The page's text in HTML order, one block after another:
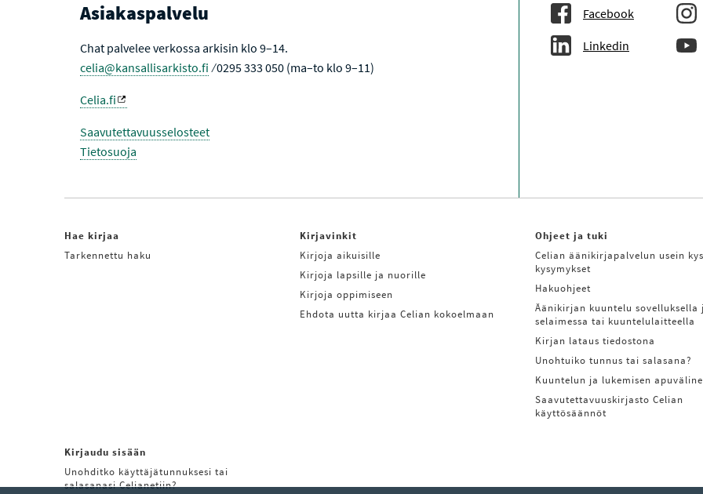
Asiakaspalvelu
Chat palvelee verkossa arkisin klo 9–14.
celia@kansallisarkisto.fi ⁄ 0295 333 050 (ma–to klo 9–11)
Celia.fi
Saavutettavuusselosteet
Tietosuoja
Facebook
Linkedin
Hae kirjaa
Tarkennettu haku
Kirjavinkit
Kirjoja aikuisille
Kirjoja lapsille ja nuorille
Kirjoja oppimiseen
Ehdota uutta kirjaa Celian kokoelmaan
Ohjeet ja tuki
Celian äänikirjapalvelun usein
kysymykset
Hakuohjeet
Äänikirjan kuuntelu sovelluksella
selaimessa tai kuuntelulaitteella
Kirjan lataus tiedostona
Unohtuiko tunnus tai salasana?
Kuuntelun ja lukemisen
Saavutettavuuskirjasto Celian
käyttösäännöt
Kirjaudu sisään
Unohditko käyttäjätunnuksesi tai
salasanasi Celianetiin?